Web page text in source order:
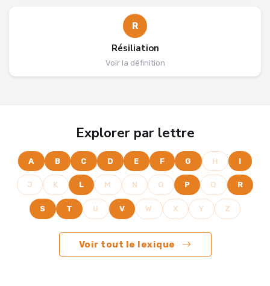
R
Résiliation
Voir la définition
Explorer par lettre
A B C D E F G H I
J K L M N O P Q R
S T U V W X Y Z
Voir tout le lexique